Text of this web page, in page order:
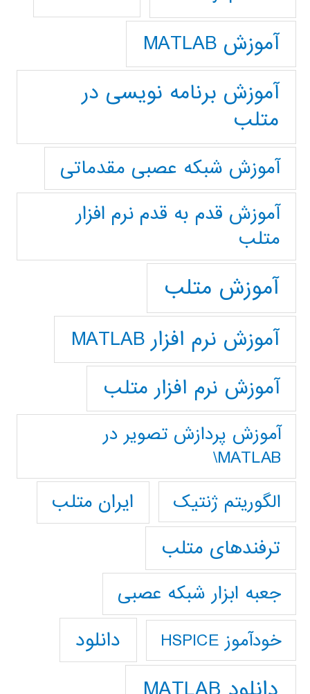
آموزش MATLAB
آموزش برنامه نویسی در
متلب
آموزش شبکه عصبی مقدماتی
آموزش قدم به قدم نرم افزار
متلب
آموزش متلب
آموزش نرم افزار MATLAB
آموزش نرم افزار متلب
آموزش پردازش تصوير در
MATLAB\
الگوریتم ژنتیک
ایران متلب
ترفندهای متلب
جعبه ابزار شبکه عصبی
خودآموز HSPICE دانلود